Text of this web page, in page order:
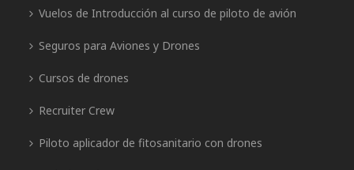
Vuelos de Introducción al curso de piloto de avión
Seguros para Aviones y Drones
Cursos de drones
Recruiter Crew
Piloto aplicador de fitosanitario con drones